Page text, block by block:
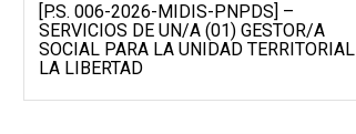
[P.S. 006-2026-MIDIS-PNPDS] –
SERVICIOS DE UN/A (01) GESTOR/A
SOCIAL PARA LA UNIDAD TERRITORIAL
LA LIBERTAD